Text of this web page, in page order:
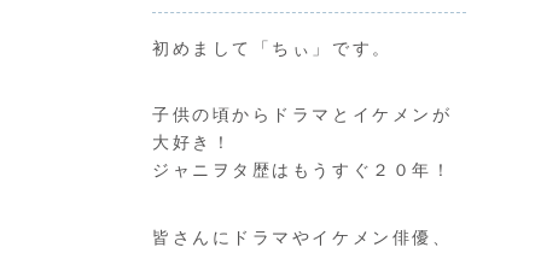
初めまして「ちぃ」です。
子供の頃からドラマとイケメンが
大好き！
ジャニヲタ歴はもうすぐ２０年！
皆さんにドラマやイケメン俳優、